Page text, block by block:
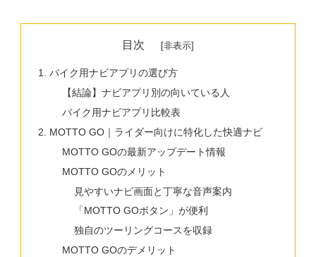
目次
バイク用ナビアプリの選び方
【結論】ナビアプリ別の向いている人
バイク用ナビアプリ比較表
MOTTO GO｜ライダー向けに特化した快適ナビ
MOTTO GOの最新アップデート情報
MOTTO GOのメリット
見やすいナビ画面と丁寧な音声案内
「MOTTO GOボタン」が便利
独自のツーリングコースを収録
MOTTO GOのデメリット